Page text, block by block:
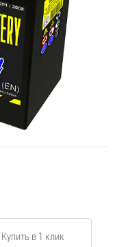
Купить в 1 клик